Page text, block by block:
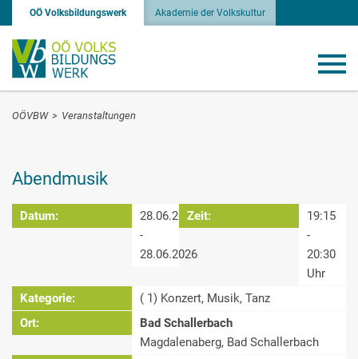
OÖ Volksbildungswerk Akademie der Volkskultur
OÖVBW > Veranstaltungen
Abendmusik
Datum:
28.06.2026
-
28.06.2026
Zeit:
19:15
-
20:30
Uhr
Kategorie:
( 1) Konzert, Musik, Tanz
Ort:
Bad Schallerbach
Magdalenaberg, Bad Schallerbach